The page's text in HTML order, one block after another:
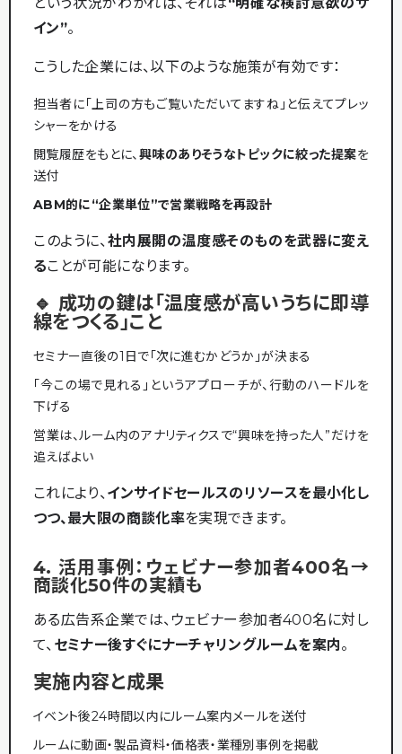
イン”。
こうした企業には、以下のような施策が有効です：
担当者に「上司の方もご覧いただいてますね」と伝えてプレッ
シャーをかける
閲覧履歴をもとに、興味のありそうなトピックに絞った提案を
送付
ABM的に“企業単位”で営業戦略を再設計
このように、 社内展開の温度感そのものを武器に変え
ることが可能になります。
🔹 成功の鍵は「温度感が高いうちに即導
線をつくる」こと
セミナー直後の1日で「次に進むかどうか」が決まる
「今この場で見れる」というアプローチが、行動のハードルを
下げる
営業は、ルーム内のアナリティクスで“興味を持った人”だけを
追えばよい
これにより、 インサイドセールスのリソースを最小化し
つつ、最大限の商談化率を実現できます。
4. 活用事例：ウェビナー参加者400名→
商談化50件の実績も
ある広告系企業では、ウェビナー参加者400名に対し
て、 セミナー後すぐにナーチャリングルームを案内。
実施内容と成果
イベント後24時間以内にルーム案内メールを送付
ルームに動画・製品資料・価格表・業種別事例を掲載